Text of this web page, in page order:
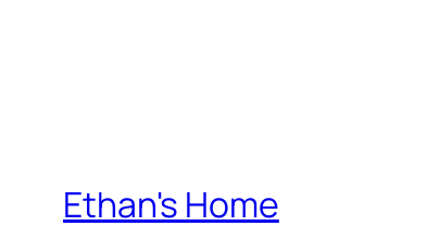
Ethan's Home